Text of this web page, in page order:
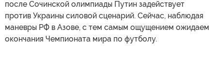
после Сочинской олимпиады Путин задействует
против Украины силовой сценарий. Сейчас, наблюдая
маневры РФ в Азове, с тем самым ощущением ожидаем
окончания Чемпионата мира по футболу.